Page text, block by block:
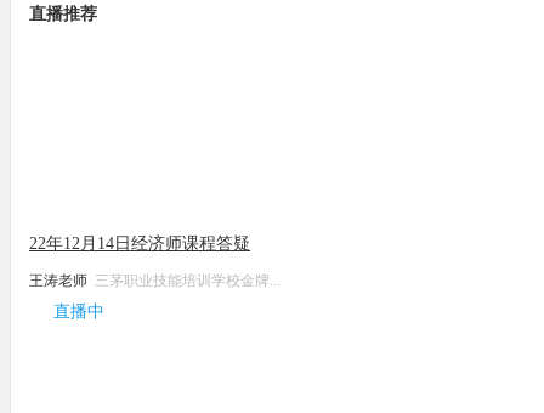
直播推荐
22年12月14日经济师课程答疑
王涛老师 三茅职业技能培训学校金牌...
直播中